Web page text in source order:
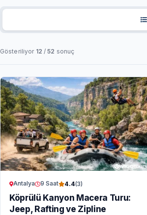
Gösteriliyor 12 /52 sonuç
Antalya 9 Saat 4.4(3)
Köprülü Kanyon Macera Turu:
Jeep, Rafting ve Zipline